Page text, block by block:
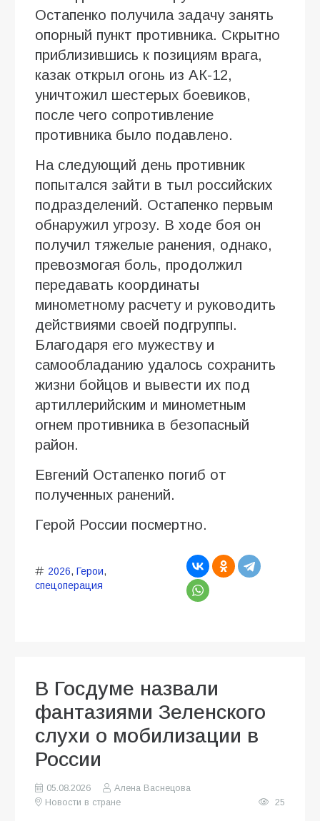
Остапенко получила задачу занять
опорный пункт противника. Скрытно
приблизившись к позициям врага,
казак открыл огонь из АК-12,
уничтожил шестерых боевиков,
после чего сопротивление
противника было подавлено.
На следующий день противник
попытался зайти в тыл российских
подразделений. Остапенко первым
обнаружил угрозу. В ходе боя он
получил тяжелые ранения, однако,
превозмогая боль, продолжил
передавать координаты
минометному расчету и руководить
действиями своей подгруппы.
Благодаря его мужеству и
самообладанию удалось сохранить
жизни бойцов и вывести их под
артиллерийским и минометным
огнем противника в безопасный
район.
Евгений Остапенко погиб от
полученных ранений.
Герой России посмертно.
2026, Герои,
спецоперация
В Госдуме назвали
фантазиями Зеленского
слухи о мобилизации в
России
05.08.2026
Алена Васнецова
Новости в стране
25